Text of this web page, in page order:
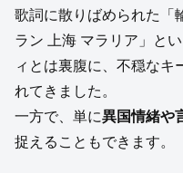
歌詞に散りばめられた「
ラン 上海 マラリア」と
ィとは裏腹に、不穏なキ
れてきました。
一方で、単に異国情緒や
捉えることもできます。